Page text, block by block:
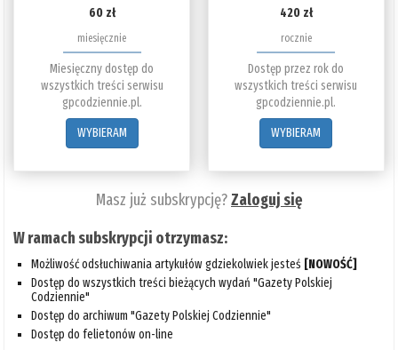
60 zł
miesięcznie
Miesięczny dostęp do
wszystkich treści serwisu
gpcodziennie.pl.
WYBIERAM
420 zł
rocznie
Dostęp przez rok do
wszystkich treści serwisu
gpcodziennie.pl.
WYBIERAM
Masz już subskrypcję?Zaloguj się
W ramach subskrypcji otrzymasz:
Możliwość odsłuchiwania artykułów gdziekolwiek jesteś [NOWOŚĆ]
Dostęp do wszystkich treści bieżących wydań "Gazety Polskiej
Codziennie"
Dostęp do archiwum "Gazety Polskiej Codziennie"
Dostęp do felietonów on-line